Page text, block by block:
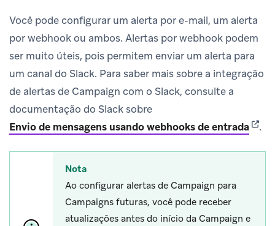
Você pode configurar um alerta por e-mail, um alerta
por webhook ou ambos. Alertas por webhook podem
ser muito úteis, pois permitem enviar um alerta para
um canal do Slack. Para saber mais sobre a integração
de alertas de Campaign com o Slack, consulte a
documentação do Slack sobre
Envio de mensagens usando webhooks de entrada
.
Nota
Ao configurar alertas de Campaign para
Campaigns futuras, você pode receber
atualizações antes do início da Campaign e